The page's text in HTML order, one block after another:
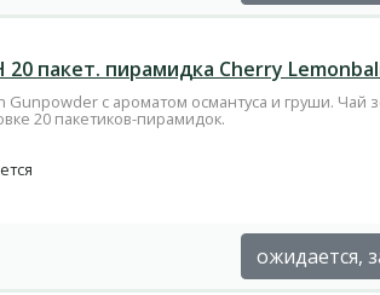
пакет. пирамидка Cherry
Gunpowder с ароматом османтуса и груши. Чай
20 пакетиков-пирамидок.
ожидается,